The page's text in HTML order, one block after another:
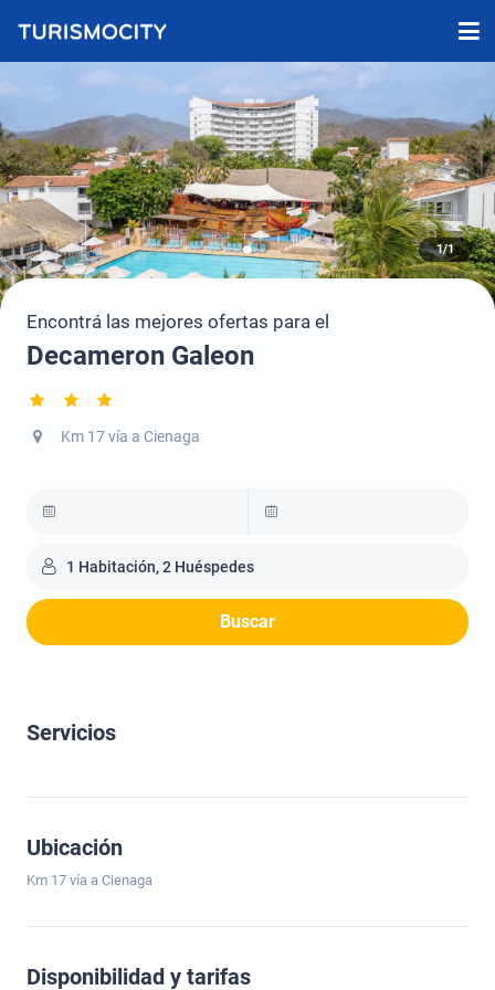
1/1
Encontrá las mejores ofertas para el
Decameron Galeon
Km 17 vía a Cienaga
1 Habitación, 2 Huéspedes
Buscar
Servicios
Ubicación
Km 17 vía a Cienaga
Disponibilidad y tarifas